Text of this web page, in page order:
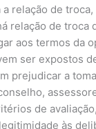
relação de
relação de
aos termos da
ser expostos
prejudicar a
de
às